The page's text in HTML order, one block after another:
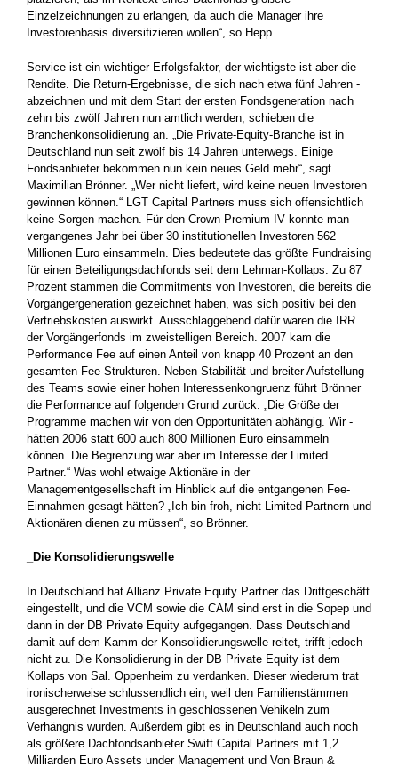
Einzelzeichnungen zu erlangen, da auch die Manager ihre
Investorenbasis diversifizieren wollen“, so Hepp.
Service ist ein wichtiger Erfolgsfaktor, der wichtigste ist aber die
Rendite. Die Return-Ergebnisse, die sich nach etwa fünf Jahren ­
abzeichnen und mit dem Start der ersten Fondsgeneration nach
zehn bis zwölf Jahren nun amtlich werden, schieben die
Branchenkonsolidierung an. „Die Private-Equity-Branche ist in
Deutschland nun seit zwölf bis 14 Jahren unterwegs. Einige
Fondsanbieter bekommen nun kein neues Geld mehr“, sagt
Maximilian Brönner. „Wer nicht liefert, wird keine neuen Investoren
gewinnen können.“ LGT Capital Partners muss sich ­offensichtlich
keine Sorgen machen. Für den Crown Premium IV konnte man
vergangenes Jahr bei über 30 ­institutionellen Investoren 562
Millionen Euro einsammeln. Dies bedeutete das ­größte Fundraising
für einen Beteiligungsdachfonds seit dem ­Lehman-Kollaps. Zu 87
Prozent stammen die Commitments von ­Investoren, die bereits die
Vorgängergeneration gezeichnet haben, was sich positiv bei den
Vertriebskosten auswirkt. Ausschlaggebend dafür ­waren die IRR
der Vorgängerfonds im zweistelligen Bereich. 2007 kam die
Performance Fee auf einen Anteil von knapp 40 Prozent an den
gesamten Fee-Strukturen. Neben Stabilität und breiter Aufstellung
des Teams sowie einer hohen Interessenkongruenz führt Brönner
die Performance auf folgenden Grund zurück: „Die Größe der
Programme machen wir von den Opportunitäten abhängig. Wir ­
hätten 2006 statt 600 auch 800 Millionen Euro einsammeln
können. Die Begrenzung war aber im Interesse der Limited
Partner.“ Was wohl ­etwaige Aktionäre in der
Managementgesellschaft im Hinblick auf die entgangenen Fee-
Einnahmen gesagt hätten? „Ich bin froh, nicht Limited Partnern und
Aktionären dienen zu müssen“, so Brönner.
_Die Konsolidierungswelle
In Deutschland hat Allianz Private Equity Partner das Dritt­geschäft
eingestellt, und die VCM sowie die CAM sind erst in die Sopep und
dann in der DB Private Equity aufgegangen. Dass Deutschland
damit auf dem Kamm der Konsolidierungswelle reitet, trifft jedoch
nicht zu. Die Konsolidierung in der DB Private Equity ist dem
Kollaps von Sal. Oppenheim zu verdanken. Dieser wiederum trat
ironischerweise schlussendlich ein, weil den Familienstämmen
ausgerechnet Investments in ­geschlossenen Vehikeln zum
Verhängnis wurden. ­Außerdem gibt es in Deutschland auch noch
als größere Dachfondsanbieter Swift Capital Partners mit 1,2
Milliarden Euro Assets under Management und Von Braun &